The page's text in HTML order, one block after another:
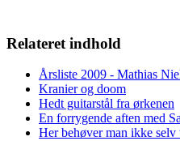
Relateret indhold
Årsliste 2009 - Mathias
Kranier og doom
Hedt guitarstål fra ørkenen
En forrygende aften med
Her behøver man ikke selv